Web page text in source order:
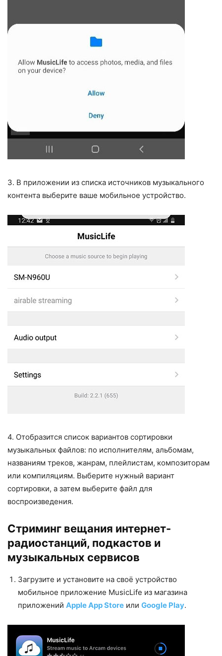
3. В приложении из списка источников музыкального
контента выберите ваше мобильное устройство.
4. Отобразится список вариантов сортировки
музыкальных файлов: по исполнителям, альбомам,
названиям треков, жанрам, плейлистам, композиторам
или компиляциям. Выберите нужный вариант
сортировки, а затем выберите файл для
воспроизведения.
Стриминг вещания интернет-
радиостанций, подкастов и
музыкальных сервисов
Загрузите и установите на своё устройство
мобильное приложение MusicLife из магазина
приложений Apple App Store или Google Play.